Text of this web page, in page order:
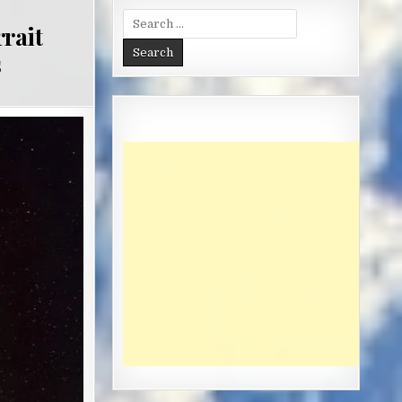
Search
for: